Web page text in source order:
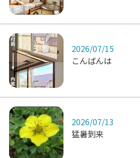
2026/07/15
こんばんは
2026/07/13
猛暑到来